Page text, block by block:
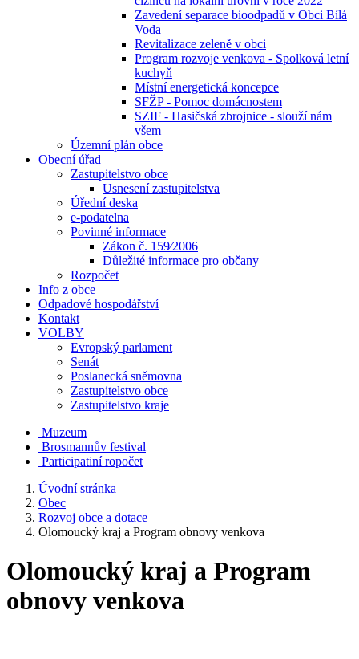
Zavedení separace bioodpadů v Obci Bílá
Voda
Revitalizace zeleně v obci
Program rozvoje venkova - Spolková letní
kuchyň
Místní energetická koncepce
SFŽP - Pomoc domácnostem
SZIF - Hasičská zbrojnice - slouží nám
všem
Územní plán obce
Obecní úřad
Zastupitelstvo obce
Usnesení zastupitelstva
Úřední deska
e-podatelna
Povinné informace
Zákon č. 159⁄2006
Důležité informace pro občany
Rozpočet
Info z obce
Odpadové hospodářství
Kontakt
VOLBY
Evropský parlament
Senát
Poslanecká sněmovna
Zastupitelstvo obce
Zastupitelstvo kraje
Muzeum
Brosmannův festival
Participatiní ropočet
Úvodní stránka
Obec
Rozvoj obce a dotace
Olomoucký kraj a Program obnovy venkova
Olomoucký kraj a Program
obnovy venkova